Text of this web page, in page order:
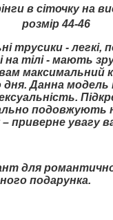
в сіточку на
розмір 44-46
трусики - легкі,
на тілі - мають
максимальний
дня. Данна модель
подовжують
приверне увагу
для
подарунка.